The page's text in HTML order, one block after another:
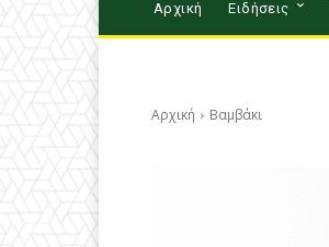
Αρχική Ειδήσεις
Αρχική Βαμβάκι